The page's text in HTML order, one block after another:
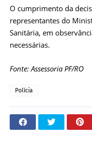
O cumprimento da
representantes do
Sanitária, em
necessárias.
Fonte: Assessoria PF/RO
Polícia